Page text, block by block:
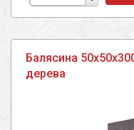
Балясина
дерева